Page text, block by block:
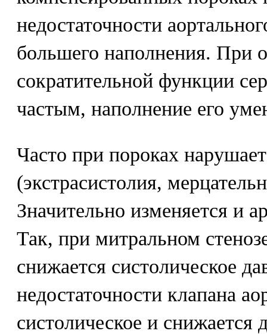
недостаточности
большего наполнения. При
сократительной функции
частым, наполнение его
Часто при пороках
(экстрасистолия,
Значительно изменяется и
Так, при митральном
снижается систолическое
недостаточности клапана
систолическое и снижается